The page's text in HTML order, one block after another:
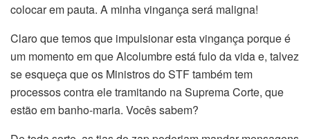
colocar em pauta. A minha vingança será maligna!
Claro que temos que impulsionar esta vingança porque é
um momento em que Alcolumbre está fulo da vida e, talvez
se esqueça que os Ministros do STF também tem
processos contra ele tramitando na Suprema Corte, que
estão em banho-maria. Vocês sabem?